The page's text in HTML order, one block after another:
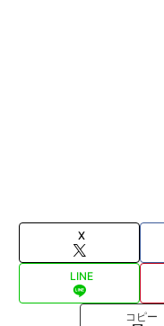
X
LINE
コピー